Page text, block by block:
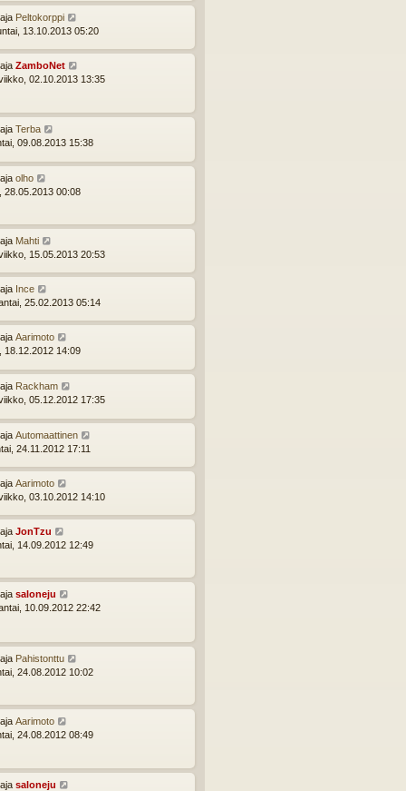
Peltokorppi
13.10.2013 05:20
ZamboNet
02.10.2013 13:35
Terba
09.08.2013 15:38
olho
28.05.2013 00:08
Mahti
15.05.2013 20:53
Ince
25.02.2013 05:14
Aarimoto
18.12.2012 14:09
Rackham
05.12.2012 17:35
Automaattinen
24.11.2012 17:11
Aarimoto
03.10.2012 14:10
JonTzu
14.09.2012 12:49
saloneju
10.09.2012 22:42
Pahistonttu
24.08.2012 10:02
Aarimoto
24.08.2012 08:49
saloneju